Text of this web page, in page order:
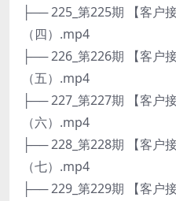
├── 225_第225期 【客户
（四）.mp4
├── 226_第226期 【客户
（五）.mp4
├── 227_第227期 【客户
（六）.mp4
├── 228_第228期 【客户
（七）.mp4
├── 229_第229期 【客户